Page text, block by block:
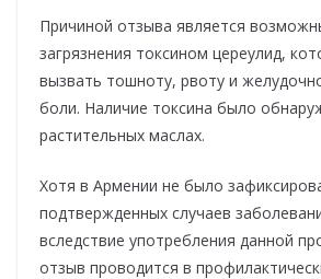
Причиной отзыва является
загрязнения токсином цереулид,
вызвать тошноту, рвоту и
боли. Наличие токсина было
растительных маслах.
Хотя в Армении не было
подтвержденных случаев
вследствие употребления данной
отзыв проводится в